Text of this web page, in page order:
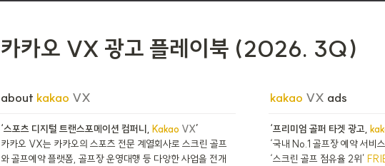
카카오 VX 광고 플레이북 (2026. 3Q)
about kakao VX
‘스포츠 디지털 트랜스포메이션 컴퍼니, Kakao VX’
카카오 VX는 카카오의 스포츠 전문 계열회사로 스크린 골프
와 골프예약 플랫폼, 골프장 운영대행 등 다양한 사업을 전개
kakao VX ads
‘프리미엄 골퍼 타겟 광고,
‘국내 No.1 골프장 예약 서비
‘스크린 골프 점유율 2위’